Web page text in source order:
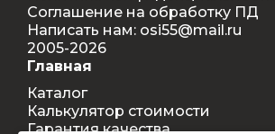
Соглашение на обработку ПД
Написать нам: osi55@mail.ru
2005-2026
Главная
Каталог
Калькулятор стоимости
Гарантия качества